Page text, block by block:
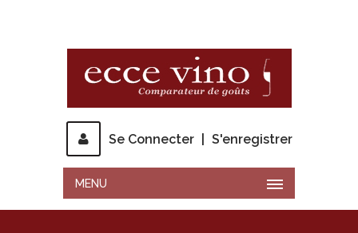
Se Connecter S'enregistrer
MENU